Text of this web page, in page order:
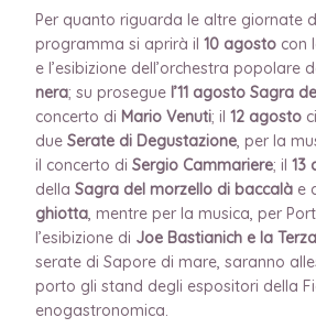
Per quanto riguarda le altre giornate
programma si aprirà il 10 agosto con
e l’esibizione dell’orchestra popolare
nera; su prosegue l’11 agosto Sagra
concerto di Mario Venuti; il 12 agosto
due Serate di Degustazione, per la
il concerto di Sergio Cammariere; il 13
della Sagra del morzello di baccalà e
ghiotta, mentre per la musica, per
l’esibizione di Joe Bastianich e la
serate di Sapore di mare, saranno
porto gli stand degli espositori della
enogastronomica.